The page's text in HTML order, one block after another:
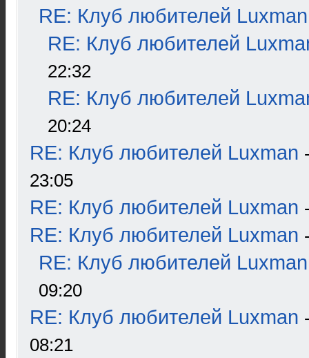
RE: Клуб любителей Luxman
RE: Клуб любителей
22:32
RE: Клуб любителей
20:24
RE: Клуб любителей Luxman
23:05
RE: Клуб любителей Luxman
RE: Клуб любителей Luxman
RE: Клуб любителей Luxman
09:20
RE: Клуб любителей Luxman
08:21